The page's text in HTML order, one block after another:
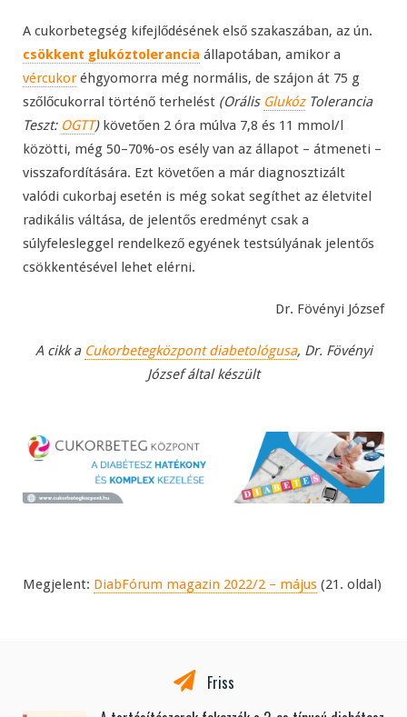
A cukorbetegség kifejlődésének első szakaszában, az ún.
csökkent glukóztolerancia állapotában, amikor a
vércukoréhgyomorra még normális, de szájon át 75 g
szőlőcukorral történő terhelést (Orális GlukózTolerancia
Teszt: OGTT)követően 2 óra múlva 7,8 és 11 mmol/l
közötti, még 50–70%-os esély van az állapot – átmeneti –
visszafordítására. Ezt követően a már diagnosztizált
valódi cukorbaj esetén is még sokat segíthet az életvitel
radikális váltása, de jelentős eredményt csak a
súlyfelesleggel rendelkező egyének testsúlyának jelentős
csökkentésével lehet elérni.
Dr. Fövényi József
A cikk a Cukorbetegközpont diabetológusa, Dr. Fövényi
József által készült
Megjelent: DiabFórum magazin 2022/2 – május (21. oldal)
Friss